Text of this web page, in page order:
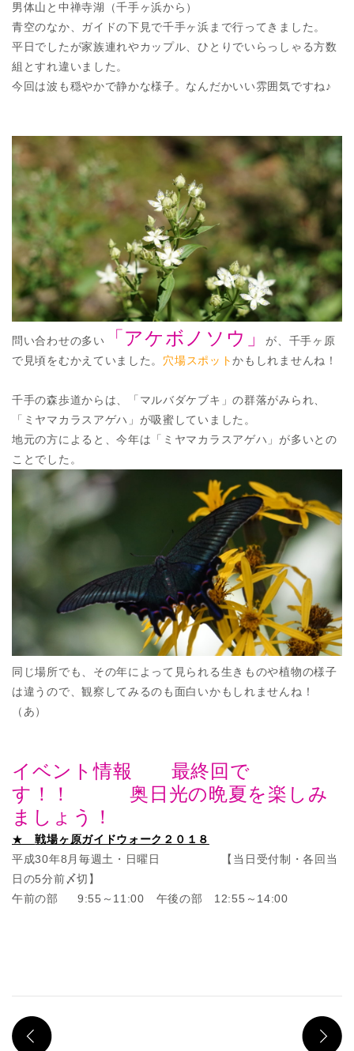
男体山と中禅寺湖（千手ヶ浜から）
青空のなか、ガイドの下見で千手ヶ浜まで行ってきました。
平日でしたが家族連れやカップル、ひとりでいらっしゃる方数
組とすれ違いました。
今回は波も穏やかで静かな様子。なんだかいい雰囲気ですね♪
問い合わせの多い 「アケボノソウ」
が、千手ヶ原
で見頃をむかえていました。 穴場スポットかもしれませんね！
千手の森歩道からは、「マルバダケブキ」の群落がみられ、
「ミヤマカラスアゲハ」が吸蜜していました。
地元の方によると、今年は「ミヤマカラスアゲハ」が多いとの
ことでした。
同じ場所でも、その年によって見られる生きものや植物の様子
は違うので、観察してみるのも面白いかもしれませんね！
（あ）
イベント情報 最終回で
す！！ 奥日光の晩夏を楽しみ
ましょう！
★戦場ヶ原ガイドウォーク２０１８
平成30年8月毎週土・日曜日 【当日受付制・各回当
日の5分前〆切】
午前の部 9:55～11:00 午後の部 12:55～14:00